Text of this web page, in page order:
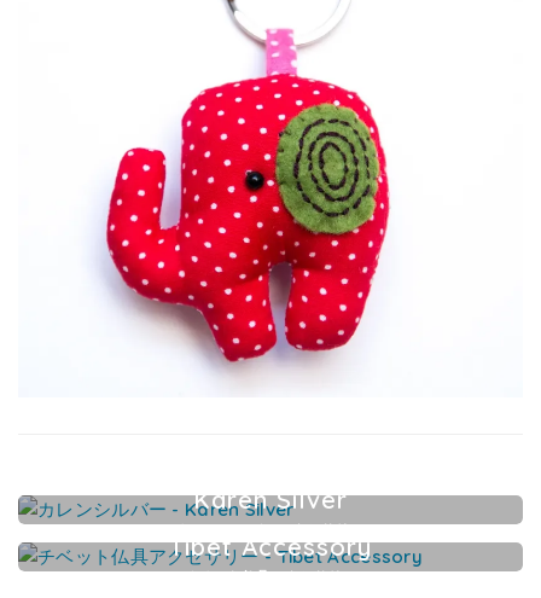
Karen Silver
カレンシルバーアクセサリー
Tibet Accessory
チベット仏具アクセサリー